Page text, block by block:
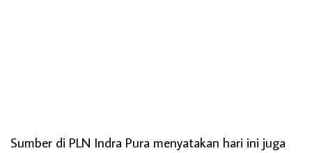
Sumber di PLN Indra Pura menyatakan hari ini juga